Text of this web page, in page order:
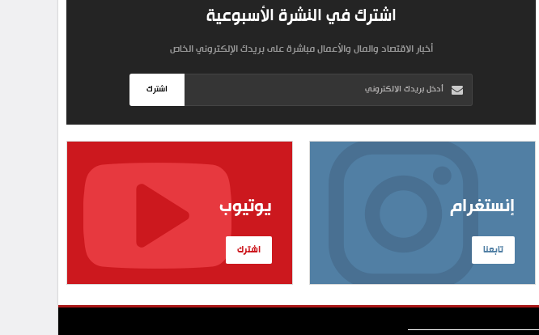
اشترك في النشرة الأسبوعية
أخبار الاقتصاد والمال والأعمال مباشرة على بريدك الإلكتروني الخاص
اشترك
إنستغرام
تابعنا
يوتيوب
اشترك